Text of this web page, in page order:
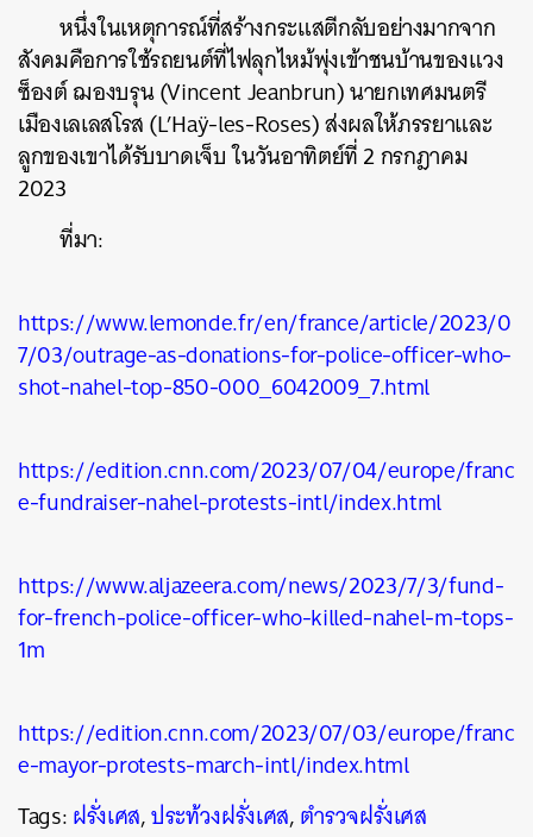
หนึ่งในเหตุการณ์ที่สร้างกระแสตีกลับอย่างมากจาก
สังคมคือการใช้รถยนต์ที่ไฟลุกไหม้พุ่งเข้าชนบ้านของแวง
ซ็องต์ ฌองบรุน (Vincent Jeanbrun) นายกเทศมนตรี
เมืองเลเลสโรส (L’Haÿ-les-Roses) ส่งผลให้ภรรยาและ
ลูกของเขาได้รับบาดเจ็บ ในวันอาทิตย์ที่ 2 กรกฎาคม
2023
ที่มา:
https://www.lemonde.fr/en/france/article/2023/0
7/03/outrage-as-donations-for-police-officer-who-
shot-nahel-top-850-000_6042009_7.html
https://edition.cnn.com/2023/07/04/europe/franc
e-fundraiser-nahel-protests-intl/index.html
https://www.aljazeera.com/news/2023/7/3/fund-
for-french-police-officer-who-killed-nahel-m-tops-
1m
https://edition.cnn.com/2023/07/03/europe/franc
e-mayor-protests-march-intl/index.html
Tags:ฝรั่งเศส,ประท้วงฝรั่งเศส,ตำรวจฝรั่งเศส
ค้นหา
SHARE TWEET LINE EMAIL